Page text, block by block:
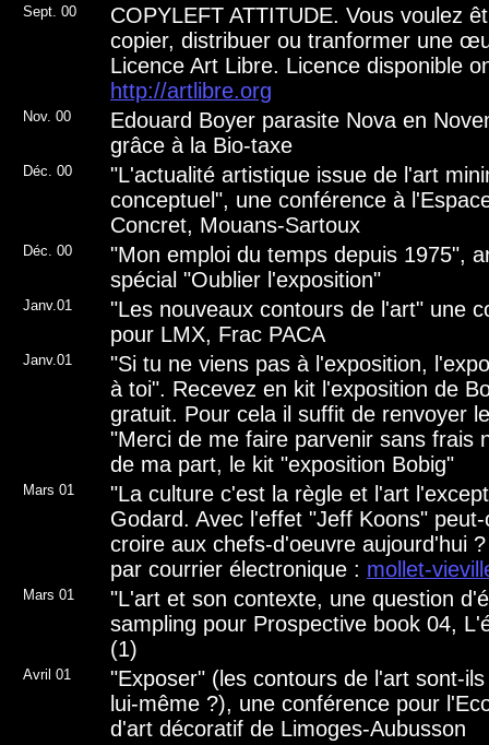
Sept. 00
COPYLEFT ATTITUDE. Vous voulez
copier, distribuer ou tranformer une
Licence Art Libre. Licence disponible
http://artlibre.org
Nov. 00
Edouard Boyer parasite Nova en
grâce à la Bio-taxe
Déc. 00
"L'actualité artistique issue de l'art
conceptuel", une conférence à
Concret, Mouans-Sartoux
Déc. 00
"Mon emploi du temps depuis 1975",
spécial "Oublier l'exposition"
Janv.01
"Les nouveaux contours de l'art" une
pour LMX, Frac PACA
Janv.01
"Si tu ne viens pas à l'exposition,
à toi". Recevez en kit l'exposition de
gratuit. Pour cela il suffit de renvoyer
"Merci de me faire parvenir sans frais
de ma part, le kit "exposition Bobig"
Mars 01
"La culture c'est la règle et l'art
Godard. Avec l'effet "Jeff Koons"
croire aux chefs-d'oeuvre aujourd'hui
par courrier électronique : mollet-
Mars 01
"L'art et son contexte, une question
sampling pour Prospective book 04,
(1)
Avril 01
"Exposer" (les contours de l'art sont-
lui-même ?), une conférence pour
d'art décoratif de Limoges-Aubusson